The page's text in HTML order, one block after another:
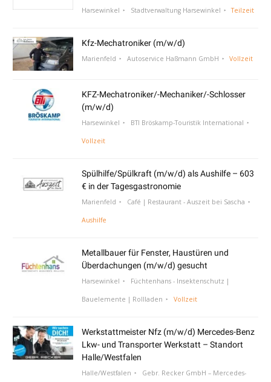
Harsewinkel Stadtverwaltung Harsewinkel Teilzeit
Kfz-Mechatroniker (m/w/d)
Marienfeld Autoservice Haßmann GmbH Vollzeit
KFZ-Mechatroniker/-Mechaniker/-Schlosser
(m/w/d)
Harsewinkel BTI Bröskamp-Touristik International
Vollzeit
Spülhilfe/Spülkraft (m/w/d) als Aushilfe – 603
€ in der Tagesgastronomie
Marienfeld Café | Restaurant - Auszeit bei Sascha
Aushilfe
Metallbauer für Fenster, Haustüren und
Überdachungen (m/w/d) gesucht
Harsewinkel Füchtenhans - Insektenschutz |
Bauelemente | Rollladen Vollzeit
Werkstattmeister Nfz (m/w/d) Mercedes-Benz
Lkw- und Transporter Werkstatt – Standort
Halle/Westfalen
Halle/Westfalen Gebr. Recker GmbH – Mercedes-